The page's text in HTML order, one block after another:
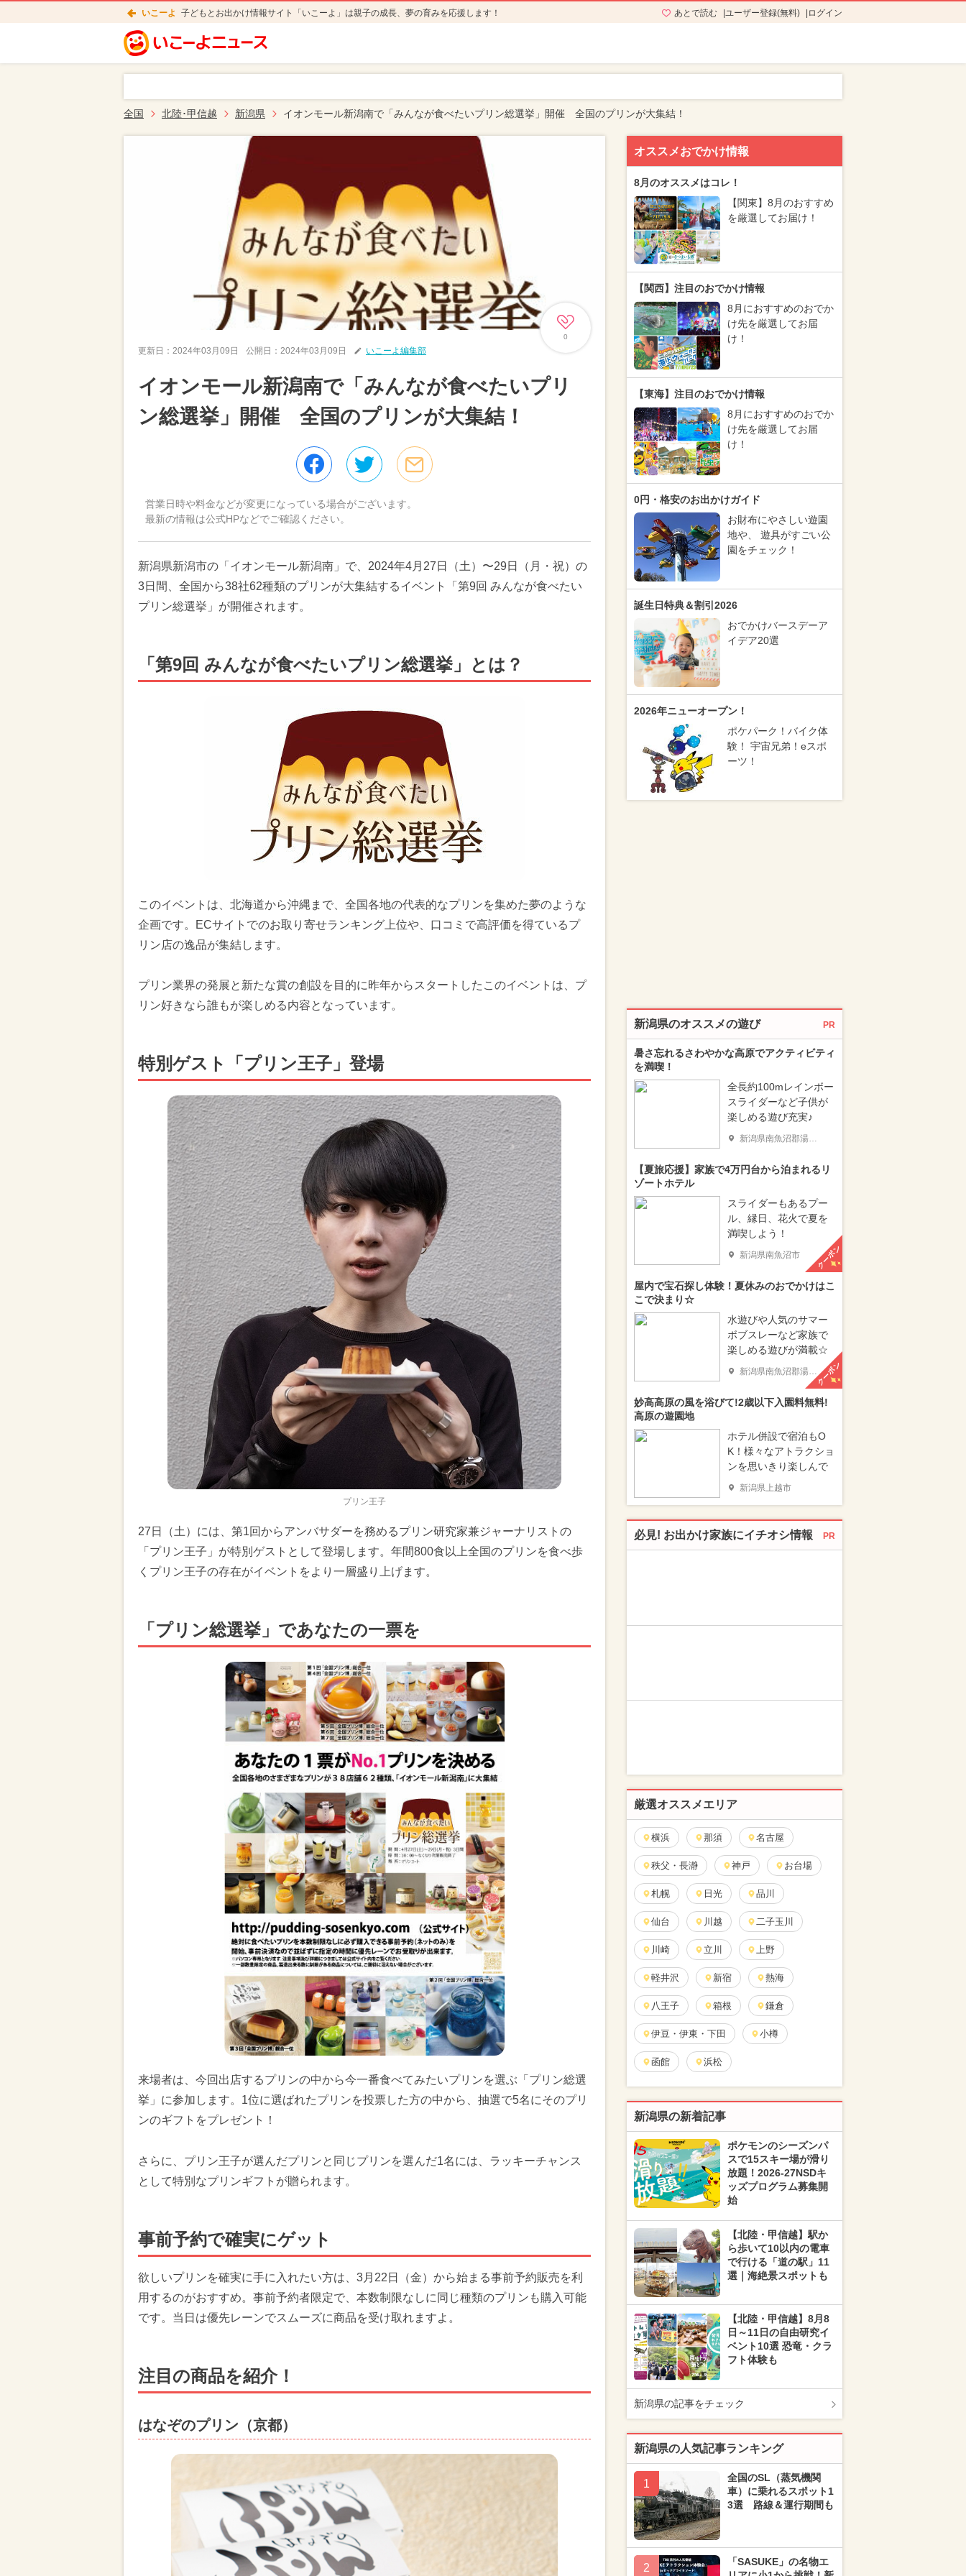
いこーよ 子どもとお出かけ情報サイト「いこーよ」は親子の成長、夢の育みを応援します！ あとで読む ユーザー登録(無料) ログイン
全国 北陸･甲信越 新潟県 イオンモール新潟南で「みんなが食べたいプリン総選挙」開催 全国のプリンが大集結！
0
更新日： 2024年03月09日 公開日： 2024年03月09日 いこーよ編集部
イオンモール新潟南で「みんなが食べたいプリ
ン総選挙」開催 全国のプリンが大集結！
営業日時や料金などが変更になっている場合がございます。
最新の情報は公式HPなどでご確認ください。
新潟県新潟市の「イオンモール新潟南」で、2024年4月27日（土）〜29日（月・祝）の
3日間、全国から38社62種類のプリンが大集結するイベント「第9回 みんなが食べたい
プリン総選挙」が開催されます。
「第9回 みんなが食べたいプリン総選挙」とは？
このイベントは、北海道から沖縄まで、全国各地の代表的なプリンを集めた夢のような
企画です。ECサイトでのお取り寄せランキング上位や、口コミで高評価を得ているプ
リン店の逸品が集結します。
プリン業界の発展と新たな賞の創設を目的に昨年からスタートしたこのイベントは、プ
リン好きなら誰もが楽しめる内容となっています。
特別ゲスト「プリン王子」登場
プリン王子
27日（土）には、第1回からアンバサダーを務めるプリン研究家兼ジャーナリストの
「プリン王子」が特別ゲストとして登場します。年間800食以上全国のプリンを食べ歩
くプリン王子の存在がイベントをより一層盛り上げます。
「プリン総選挙」であなたの一票を
来場者は、今回出店するプリンの中から今一番食べてみたいプリンを選ぶ「プリン総選
挙」に参加します。1位に選ばれたプリンを投票した方の中から、抽選で5名にそのプリ
ンのギフトをプレゼント！
さらに、プリン王子が選んだプリンと同じプリンを選んだ1名には、ラッキーチャンス
として特別なプリンギフトが贈られます。
事前予約で確実にゲット
欲しいプリンを確実に手に入れたい方は、3月22日（金）から始まる事前予約販売を利
用するのがおすすめ。事前予約者限定で、本数制限なしに同じ種類のプリンも購入可能
です。当日は優先レーンでスムーズに商品を受け取れますよ。
注目の商品を紹介！
はなぞのプリン（京都）
オススメおでかけ情報
8月のオススメはコレ！
【関東】8月のおすすめ
を厳選してお届け！
【関西】注目のおでかけ情報
8月におすすめのおでか
け先を厳選してお届
け！
【東海】注目のおでかけ情報
8月におすすめのおでか
け先を厳選してお届
け！
0円・格安のお出かけガイド
お財布にやさしい遊園
地や、 遊具がすごい公
園をチェック！
誕生日特典＆割引2026
おでかけバースデーア
イデア20選
2026年ニューオープン！
ポケパーク！バイク体
験！ 宇宙兄弟！eスポ
ーツ！
新潟県のオススメの遊び PR
暑さ忘れるさわやかな高原でアクティビティ
を満喫！
全長約100mレインボー
スライダーなど子供が
楽しめる遊び充実♪
新潟県南魚沼郡湯沢町
【夏旅応援】家族で4万円台から泊まれるリ
ゾートホテル
スライダーもあるプー
ル、縁日、花火で夏を
満喫しよう！
新潟県南魚沼市 クーポン
屋内で宝石探し体験！夏休みのおでかけはこ
こで決まり☆
水遊びや人気のサマー
ボブスレーなど家族で
楽しめる遊びが満載☆
新潟県南魚沼郡湯沢町 クーポン
妙高高原の風を浴びて!2歳以下入園料無料!
高原の遊園地
ホテル併設で宿泊もO
K！様々なアトラクショ
ンを思いきり楽しんで
新潟県上越市
必見! お出かけ家族にイチオシ情報 PR
厳選オススメエリア
横浜 那須 名古屋
秩父・長瀞 神戸 お台場
札幌 日光 品川
仙台 川越 二子玉川
川崎 立川 上野
軽井沢 新宿 熱海
八王子 箱根 鎌倉
伊豆・伊東・下田 小樽
函館 浜松
新潟県の新着記事
ポケモンのシーズンパ
スで15スキー場が滑り
放題！2026-27NSDキ
ッズプログラム募集開
始
【北陸・甲信越】駅か
ら歩いて10以内の電車
で行ける「道の駅」11
選｜海絶景スポットも
【北陸・甲信越】8月8
日～11日の自由研究イ
ベント10選 恐竜・クラ
フト体験も
新潟県の記事をチェック
新潟県の人気記事ランキング
1
全国のSL（蒸気機関
車）に乗れるスポット1
3選 路線＆運行期間も
2
「SASUKE」の名物エ